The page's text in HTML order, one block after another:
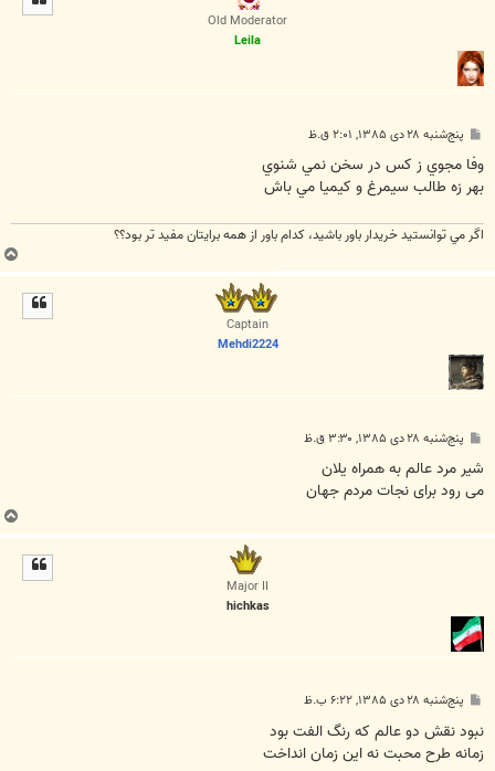
Old Moderator
Leila
پ
ت
پنج‌شنبه ۲۸ دی ۱۳۸۵, ۲:۰۱ ق.ظ
وفا مجوي ز كس در سخن نمي شنوي
بهر زه طالب سيمرغ و كيميا مي باش
اگر مي توانستيد خريدار باور باشيد، كدام باور از همه برايتان مفيد تر بود؟؟
ب
ا
Captain
Mehdi2224
پ
ت
پنج‌شنبه ۲۸ دی ۱۳۸۵, ۳:۳۰ ق.ظ
شیر مرد عالم به همراه یلان
می رود برای نجات مردم جهان
ب
ا
Major II
hichkas
پ
ت
پنج‌شنبه ۲۸ دی ۱۳۸۵, ۶:۲۲ ب.ظ
نبود نقش دو عالم که رنگ الفت بود
زمانه طرح محبت نه اين زمان انداخت